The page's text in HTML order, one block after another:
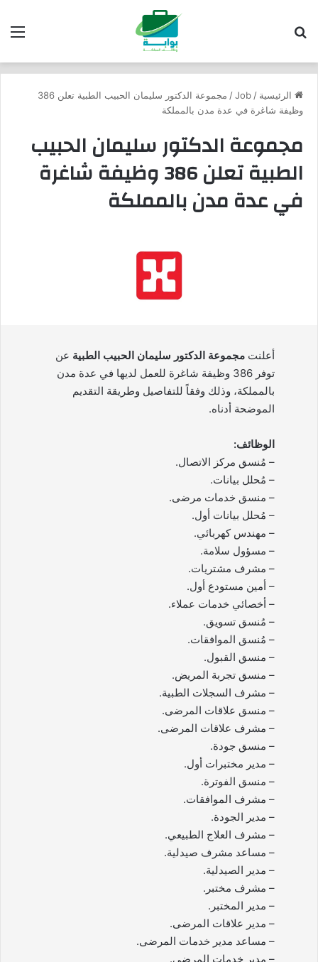
الرئيسية /
Job
/
مجموعة الدكتور سليمان الحبيب الطبية تعلن 386
وظيفة شاغرة في عدة مدن بالمملكة
مجموعة الدكتور سليمان الحبيب
الطبية تعلن 386 وظيفة شاغرة
في عدة مدن بالمملكة
أعلنت مجموعة الدكتور سليمان الحبيب الطبية عن
توفر 386 وظيفة شاغرة للعمل لديها في عدة مدن
بالمملكة، وذلك وفقاً للتفاصيل وطريقة التقديم
الموضحة أدناه.
الوظائف:
– مُنسق مركز الاتصال.
– مُحلل بيانات.
– منسق خدمات مرضى.
– مُحلل بيانات أول.
– مهندس كهربائي.
– مسؤول سلامة.
– مشرف مشتريات.
– أمين مستودع أول.
– أخصائي خدمات عملاء.
– مُنسق تسويق.
– مُنسق الموافقات.
– منسق القبول.
– منسق تجربة المريض.
– مشرف السجلات الطبية.
– منسق علاقات المرضى.
– مشرف علاقات المرضى.
– منسق جودة.
– مدير مختبرات أول.
– منسق الفوترة.
– مشرف الموافقات.
– مدير الجودة.
– مشرف العلاج الطبيعي.
– مساعد مشرف صيدلية.
– مدير الصيدلية.
– مشرف مختبر.
– مدير المختبر.
– مدير علاقات المرضى.
– مساعد مدير خدمات المرضى.
– مدير خدمات المرضى.